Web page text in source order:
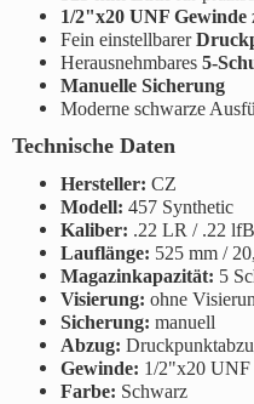
1/2"x20 UNF Gewinde
Fein einstellbarer
Herausnehmbares 5-
Manuelle Sicherung
Moderne schwarze
Technische Daten
Hersteller: CZ
Modell: 457 Synthetic
Kaliber: .22 LR / .22 lfB
Lauflänge: 525 mm /
Magazinkapazität: 5
Visierung: ohne
Sicherung: manuell
Abzug:
Gewinde: 1/2"x20 UNF
Farbe: Schwarz